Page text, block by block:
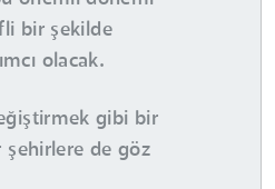
bir şekilde
olacak.
gibi bir
de göz